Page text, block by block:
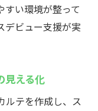
すい環境が整って
デビュー支援が実
見える化
ルテを作成し、ス